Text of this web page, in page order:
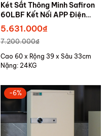
Két Sắt Thông Minh Safiron
60LBF Kết Nối APP Điện
Thoại
5.631.000₫
7.200.000₫
Cao 60 x Rộng 39 x Sâu 33cm
Nặng: 24KG
-6%